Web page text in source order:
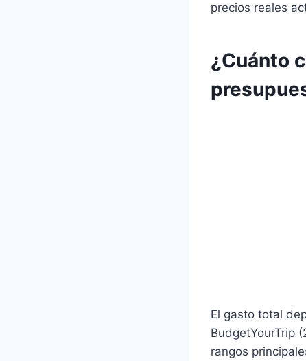
precios reales
¿Cuánto
El gasto total
BudgetYourTrip
rangos